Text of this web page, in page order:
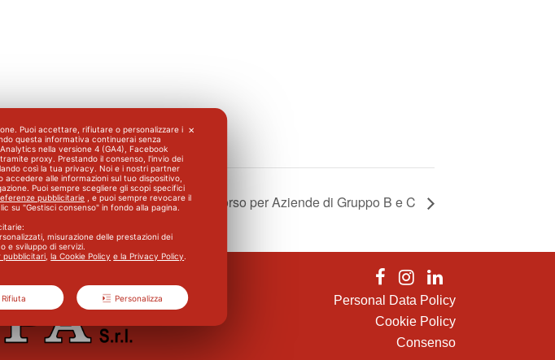
Corso Aggiornamento Primo Soccorso per Aziende di Gruppo B e C
Personal Data Policy
Cookie Policy
Consenso
✕
Puoi accettare, rifiutare o personalizzare i
questa informativa continuerai senza
nella versione 4 (GA4), Facebook
proxy. Prestando il consenso, l'invio dei
così la tua privacy. Noi e i nostri partner
alle informazioni sul tuo dispositivo,
Puoi sempre scegliere gli scopi specifici
pubblicitarie , e puoi sempre revocare il
su "Gestisci consenso" in fondo alla pagina.
misurazione delle prestazioni dei
e sviluppo di servizi.
pubblicitari ,la Cookie Policy e la Privacy Policy.
Rifiuta Personalizza